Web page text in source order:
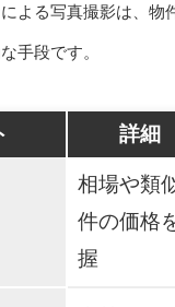
よる写真撮影は、物
手段です。
詳細
相場や類
件の価格
握